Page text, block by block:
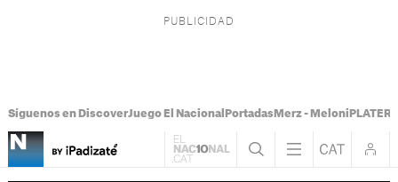
Síguenos en DiscoverJuego El Nacional PortadasMerz - Meloni